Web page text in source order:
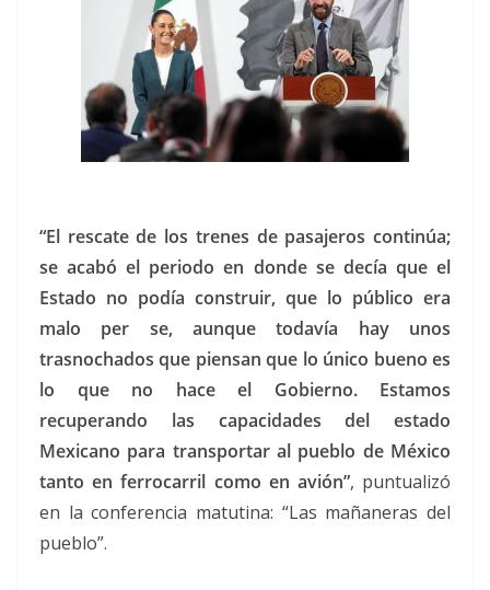
“El rescate de los trenes de pasajeros continúa;
se acabó el periodo en donde se decía que el
Estado no podía construir, que lo público era
malo per se, aunque todavía hay unos
trasnochados que piensan que lo único bueno es
lo que no hace el Gobierno. Estamos
recuperando las capacidades del estado
Mexicano para transportar al pueblo de México
tanto en ferrocarril como en avión”, puntualizó
en la conferencia matutina: “Las mañaneras del
pueblo”.